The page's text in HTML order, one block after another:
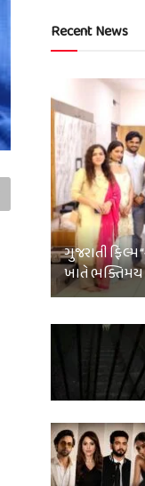
Recent News
ગુજરાતી ફિલ્મ
ખાતે